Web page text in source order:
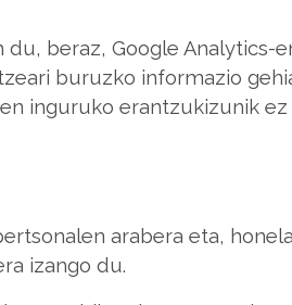
beraz, Google Analytics-
buruzko informazio
inguruko erantzukizunik ez
arabera eta,
izango du.